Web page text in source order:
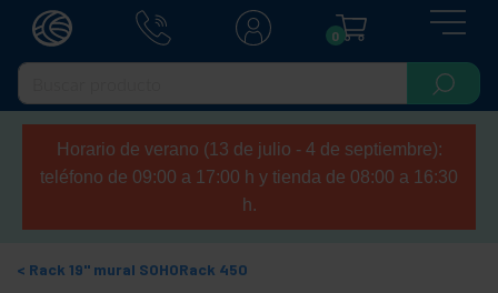
0
Horario de verano (13 de julio - 4 de septiembre):
teléfono de 09:00 a 17:00 h y tienda de 08:00 a 16:30
h.
Rack 19" mural SOHORack 450